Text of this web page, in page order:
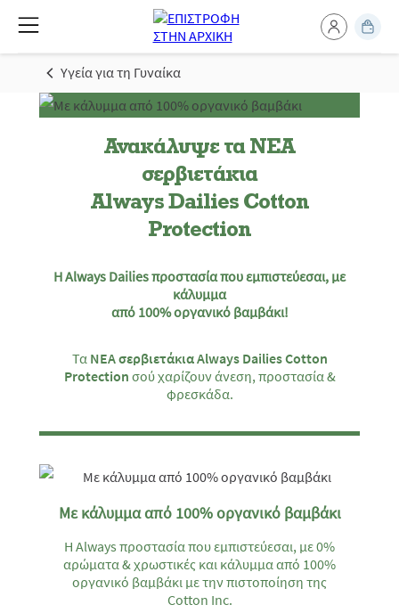
Υγεία για τη Γυναίκα
Ανακάλυψε τα ΝΕΑ
σερβιετάκια
Always Dailies Cotton
Protection
Η Always Dailies προστασία που εμπιστεύεσαι, με
κάλυμμα
από 100% οργανικό βαμβάκι!
Τα ΝΕΑ σερβιετάκια Always Dailies Cotton
Protection σού χαρίζουν άνεση, προστασία &
φρεσκάδα.
Με κάλυμμα από 100% οργανικό βαμβάκι
Η Always προστασία που εμπιστεύεσαι, με 0%
αρώματα & χρωστικές και κάλυμμα από 100%
οργανικό βαμβάκι με την πιστοποίηση της
Cotton Inc.